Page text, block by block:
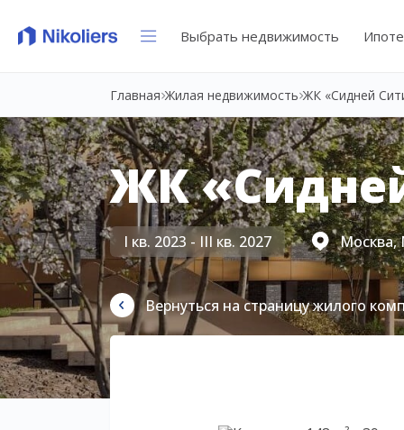
Выбрать недвижимость
Главная Жилая недвижимость ЖК «Сидней
ЖК
I кв. 2023 - III кв. 2027 Москва,
Вернуться на страницу жилого